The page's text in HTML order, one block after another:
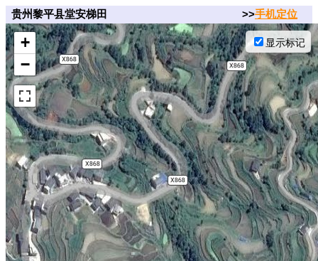
贵州黎平县堂安梯田 >>手机定位
+
−
显示标记